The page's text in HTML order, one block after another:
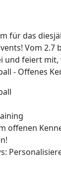
für das
Vom 2.7
und feiert mit,
- Offenes
offenen